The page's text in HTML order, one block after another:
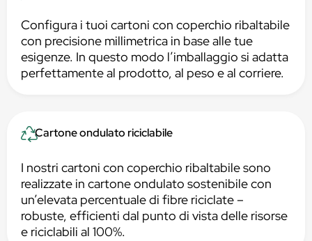
Configura i tuoi cartoni con coperchio ribaltabile
con precisione millimetrica in base alle tue
esigenze. In questo modo l’imballaggio si adatta
perfettamente al prodotto, al peso e al corriere.
Cartone ondulato riciclabile
I nostri cartoni con coperchio ribaltabile sono
realizzate in cartone ondulato sostenibile con
un’elevata percentuale di fibre riciclate –
robuste, efficienti dal punto di vista delle risorse
e riciclabili al 100%.